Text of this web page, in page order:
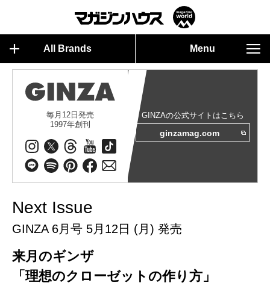
All Brands Menu
毎月12日発売
1997年創刊
GINZAの公式サイトはこちら
ginzamag.com
Next Issue
GINZA 6月号 5月12日 (月) 発売
来月のギンザ
「理想のクローゼットの作り方」